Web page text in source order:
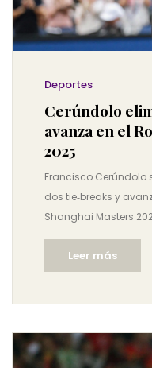
Deportes
Cerúndolo
avanza en el
2025
Francisco Cerúndolo
dos tie‑breaks y
Shanghai Masters
ATP.
Leer más